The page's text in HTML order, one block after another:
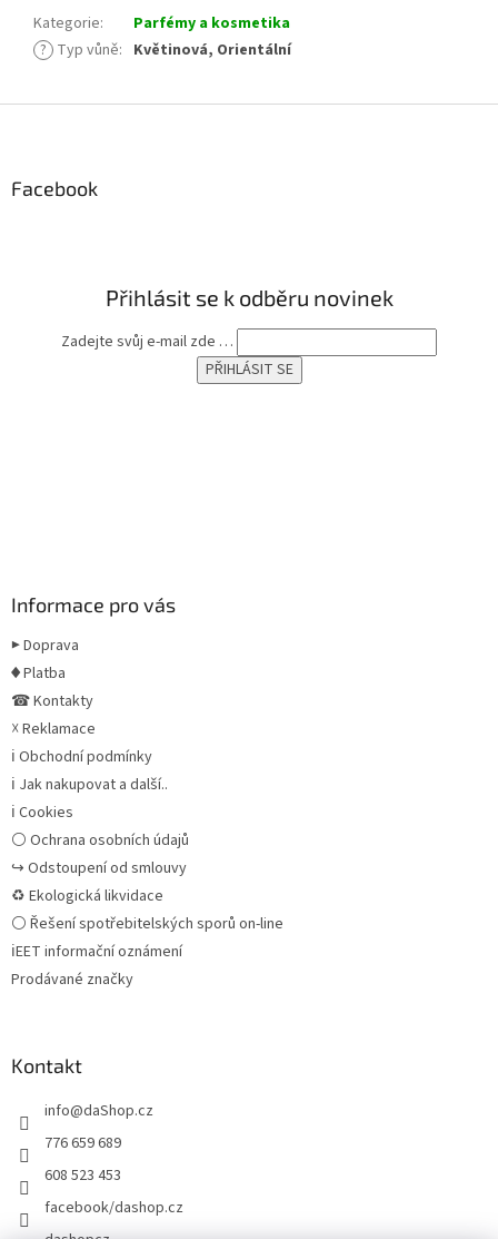
Kategorie:
Parfémy a kosmetika
? Typ vůně: Květinová, Orientální
Facebook
Přihlásit se k odběru novinek
Zadejte svůj e-mail zde …
Informace pro vás
▶ Doprava
♦ Platba
☎ Kontakty
☓ Reklamace
ℹ Obchodní podmínky
ℹ Jak nakupovat a další..
ℹ Cookies
⚪ Ochrana osobních údajů
↪ Odstoupení od smlouvy
♻ Ekologická likvidace
⚪ Řešení spotřebitelských sporů on-line
ℹEET informační oznámení
Prodávané značky
Kontakt
info@daShop.cz
776 659 689
608 523 453
facebook/dashop.cz